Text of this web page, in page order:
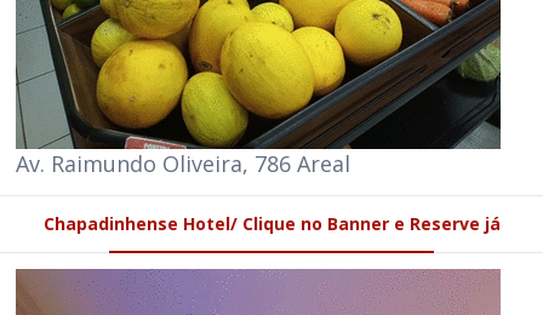
Av. Raimundo Oliveira, 786 Areal
Chapadinhense Hotel/ Clique no Banner e Reserve já